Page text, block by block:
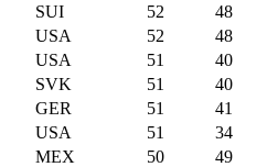
SUI 52
48
USA 52
48
USA 51
40
SVK 51
40
GER 51
41
USA 51
34
MEX 50
49